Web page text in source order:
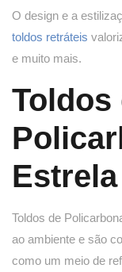
O design e a
toldos retráteis
e muito mais.
Toldos
Estrela
Toldos de
ao ambiente e são
como um meio de